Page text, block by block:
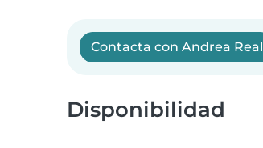
Contacta con Andrea Real
Disponibilidad